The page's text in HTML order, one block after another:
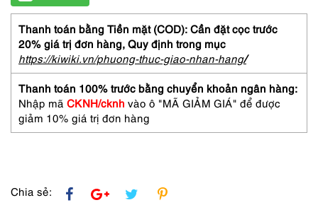
Thanh toán bằng Tiền mặt (COD): Cần đặt cọc trước
20% giá trị đơn hàng, Quy định trong mục
https://kiwiki.vn/phuong-thuc-giao-nhan-hang/
Thanh toán 100% trước bằng chuyển khoản ngân hàng:
Nhập mã CKNH/cknh vào ô "MÃ GIẢM GIÁ" để được
giảm 10% giá trị đơn hàng
Chia sẻ: